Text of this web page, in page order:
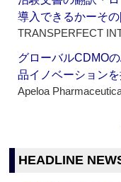
導入できるかーその
TRANSPERFECT
グローバルCDMO
品イノベーション
Apeloa
HEADLINE